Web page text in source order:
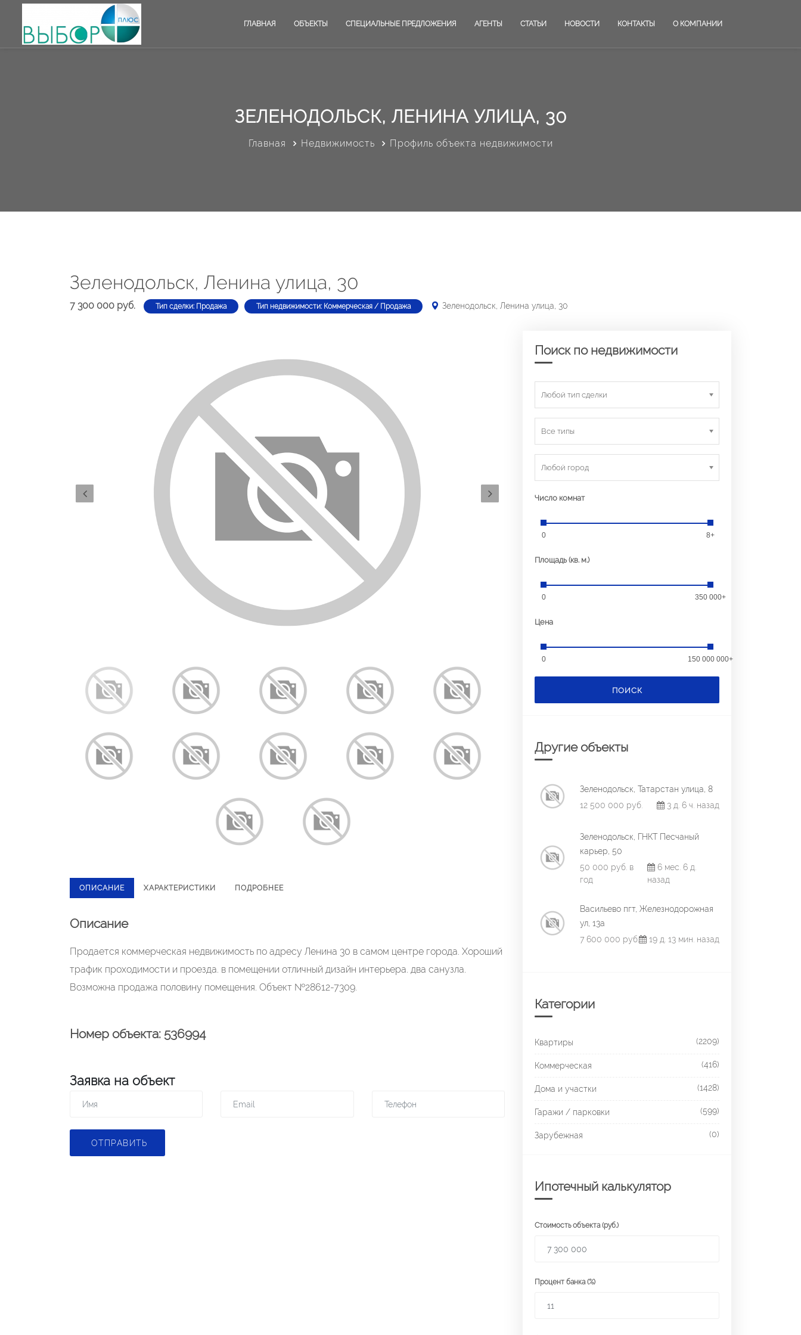
ГЛАВНАЯ ОБЪЕКТЫ СПЕЦИАЛЬНЫЕ ПРЕДЛОЖЕНИЯ АГЕНТЫ СТАТЬИ НОВОСТИ КОНТАКТЫ О КОМПАНИИ
ЗЕЛЕНОДОЛЬСК, ЛЕНИНА УЛИЦА, 30
Главная Недвижимость Профиль объекта недвижимости
Зеленодольск, Ленина улица, 30
7 300 000 руб. Тип сделки: Продажа Тип недвижимости: Коммерческая / Продажа Зеленодольск, Ленина улица, 30
ОПИСАНИЕ ХАРАКТЕРИСТИКИ ПОДРОБНЕЕ
Описание
Продается коммерческая недвижимость по адресу Ленина 30 в самом центре города. Хороший
трафик проходимости и проезда. в помещении отличный дизайн интерьера. два санузла.
Возможна продажа половину помещения. Объект №28612-7309.
Номер объекта: 536994
Заявка на объект
ОТПРАВИТЬ
Поиск по недвижимости
Любой тип сделки
Все типы
Любой город
Число комнат
0 8+
Площадь (кв. м.)
0 350 000+
Цена
0 150 000 000+
ПОИСК
Другие объекты
Зеленодольск, Татарстан улица, 8
12 500 000 руб.
3 д. 6 ч. назад
Зеленодольск, ГНКТ Песчаный
карьер, 50
50 000 руб. в
год
6 мес. 6 д.
назад
Васильево пгт, Железнодорожная
ул, 13а
7 600 000 руб.
19 д. 13 мин. назад
Категории
Квартиры (2209)
Коммерческая (416)
Дома и участки (1428)
Гаражи / парковки (599)
Зарубежная (0)
Ипотечный калькулятор
Стоимость объекта (руб.)
Процент банка (%)